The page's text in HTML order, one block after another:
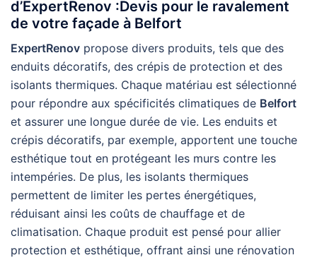
d’ExpertRenov :Devis pour le ravalement
de votre façade à Belfort
ExpertRenov propose divers produits, tels que des
enduits décoratifs, des crépis de protection et des
isolants thermiques. Chaque matériau est sélectionné
pour répondre aux spécificités climatiques de Belfort
et assurer une longue durée de vie. Les enduits et
crépis décoratifs, par exemple, apportent une touche
esthétique tout en protégeant les murs contre les
intempéries. De plus, les isolants thermiques
permettent de limiter les pertes énergétiques,
réduisant ainsi les coûts de chauffage et de
climatisation. Chaque produit est pensé pour allier
protection et esthétique, offrant ainsi une rénovation